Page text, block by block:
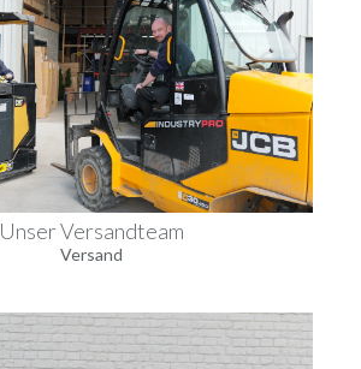
Unser Versandteam
Versand